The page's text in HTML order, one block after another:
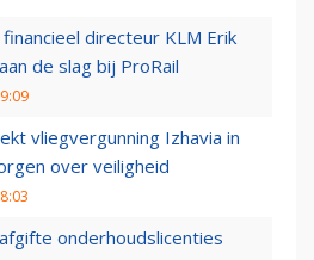
directeur KLM Erik
de slag bij ProRail
vliegvergunning Izhavia in
over veiligheid
onderhoudslicenties